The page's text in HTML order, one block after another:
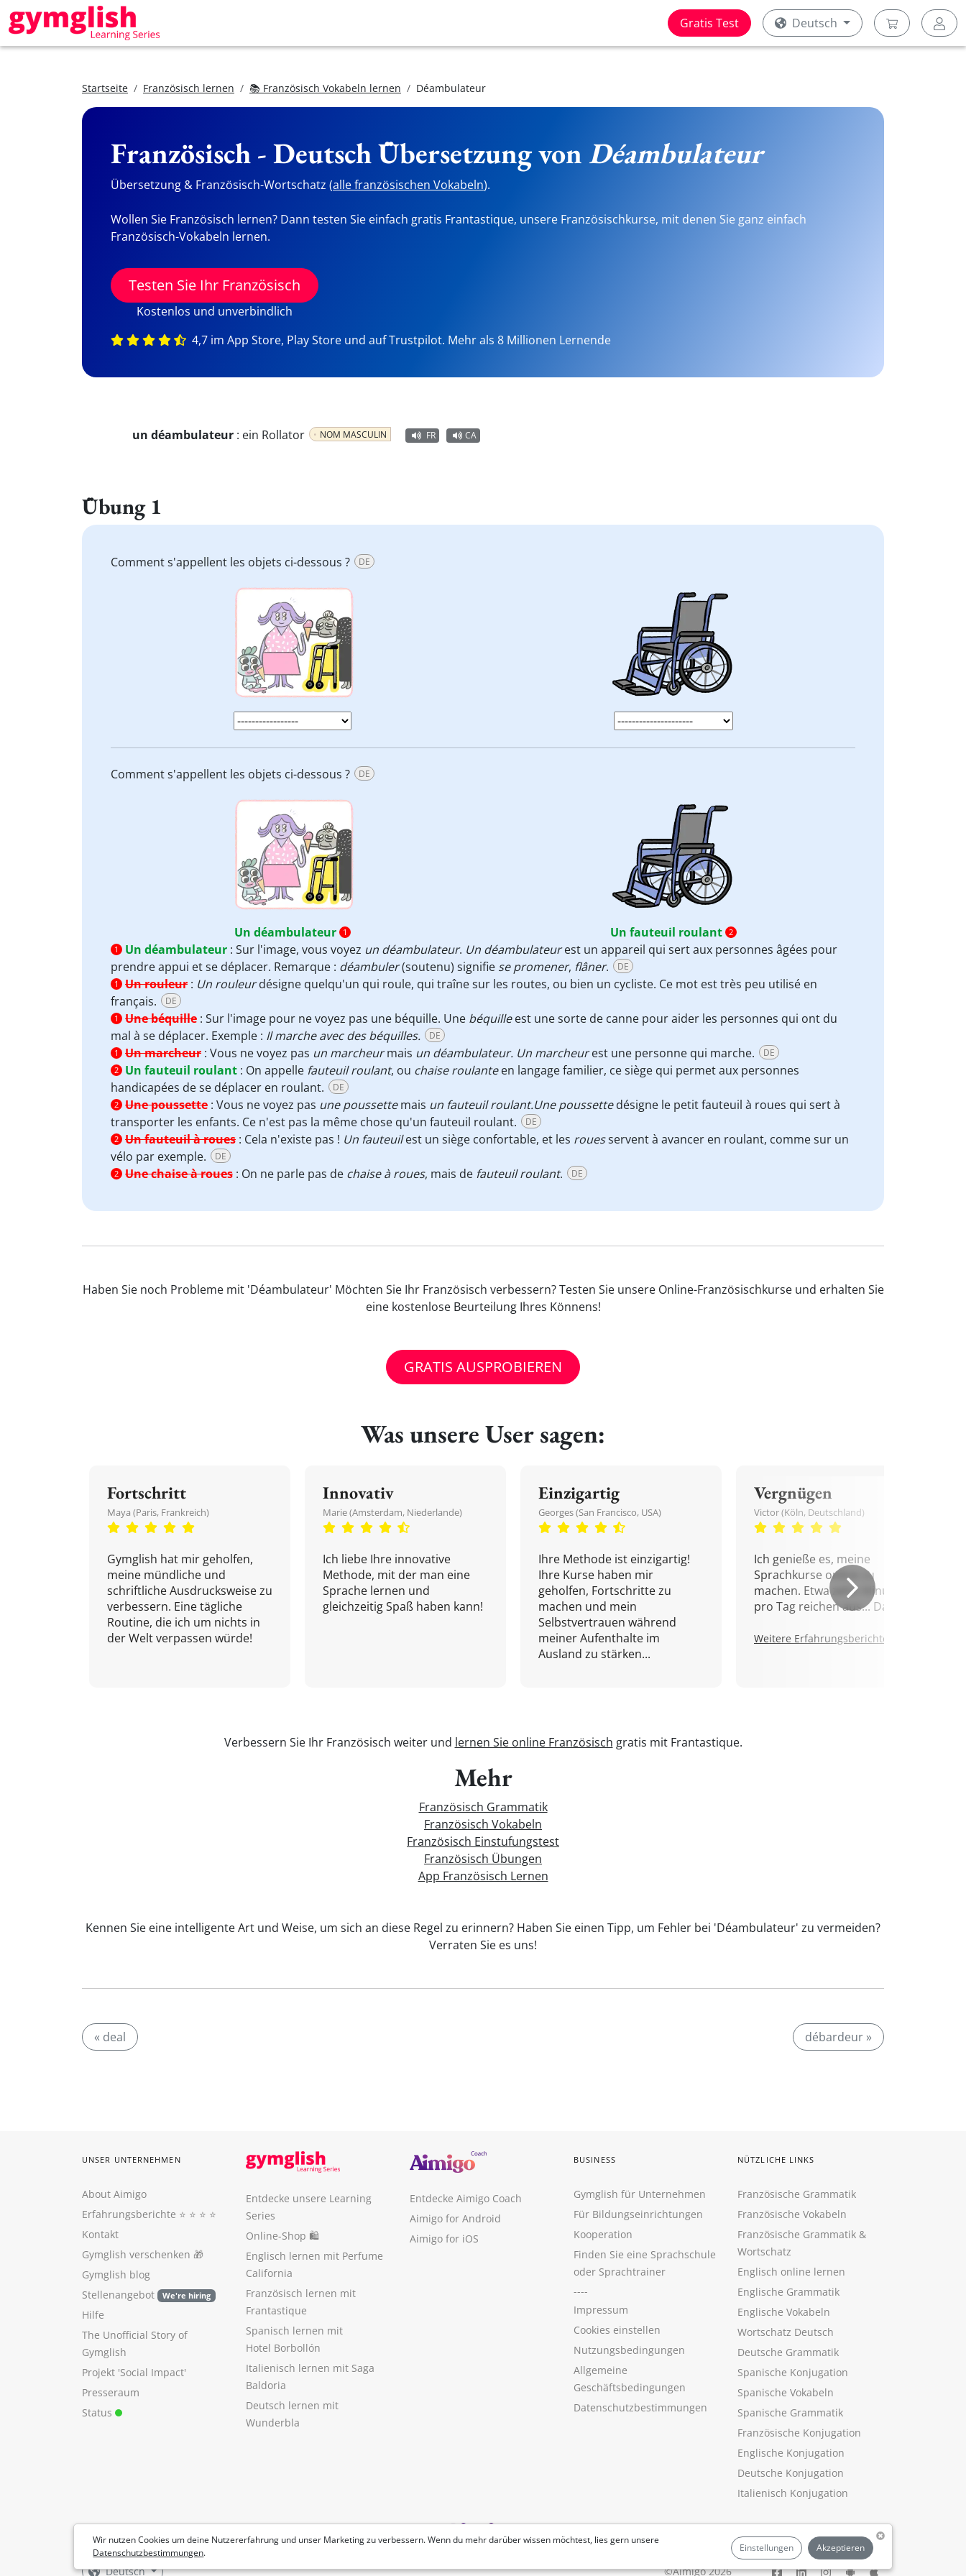
Gratis Test Deutsch
Startseite Französisch lernen 📚 Französisch Vokabeln lernen Déambulateur
Französisch - Deutsch Übersetzung vonDéambulateur
Übersetzung & Französisch-Wortschatz (alle französischen Vokabeln).
Wollen Sie Französisch lernen? Dann testen Sie einfach gratis Frantastique, unsere Französischkurse, mit denen Sie ganz einfach
Französisch-Vokabeln lernen.
Testen Sie Ihr Französisch
Kostenlos und unverbindlich
4,7 im App Store, Play Store und auf Trustpilot. Mehr als 8 Millionen Lernende
un déambulateur : ein Rollator NOM MASCULIN FR CA
Übung 1
Comment s'appellent les objets ci-dessous ? DE
Comment s'appellent les objets ci-dessous ? DE
Un déambulateur 1 Un fauteuil roulant 2
1
Un déambulateur : Sur l'image, vous voyez un déambulateur. Un déambulateurest un appareil qui sert aux personnes âgées pour
prendre appui et se déplacer. Remarque : déambuler(soutenu) signifie se promener, flâner. DE
1 Un rouleur : Un rouleurdésigne quelqu'un qui roule, qui traîne sur les routes, ou bien un cycliste. Ce mot est très peu utilisé en
français.
DE
1 Une béquille : Sur l'image pour ne voyez pas une béquille. Une béquilleest une sorte de canne pour aider les personnes qui ont du
mal à se déplacer. Exemple : Il marche avec des béquilles. DE
1 Un marcheur : Vous ne voyez pas un marcheurmais un déambulateur. Un marcheurest une personne qui marche. DE
2 Un fauteuil roulant : On appelle fauteuil roulant, ou chaise roulanteen langage familier, ce siège qui permet aux personnes
handicapées de se déplacer en roulant.
DE
2 Une poussette : Vous ne voyez pas une poussettemais un fauteuil roulant.Une poussettedésigne le petit fauteuil à roues qui sert à
transporter les enfants. Ce n'est pas la même chose qu'un fauteuil roulant.
DE
2 Un fauteuil à roues : Cela n'existe pas ! Un fauteuilest un siège confortable, et les rouesservent à avancer en roulant, comme sur un
vélo par exemple.
DE
2 Une chaise à roues : On ne parle pas de chaise à roues, mais de fauteuil roulant. DE
Haben Sie noch Probleme mit 'Déambulateur' Möchten Sie Ihr Französisch verbessern? Testen Sie unsere Online-Französischkurse und erhalten Sie
eine kostenlose Beurteilung Ihres Könnens!
GRATIS AUSPROBIEREN
Was unsere User sagen:
Fortschritt
Maya (Paris, Frankreich)
Gymglish hat mir geholfen,
meine mündliche und
schriftliche Ausdrucksweise zu
verbessern. Eine tägliche
Routine, die ich um nichts in
der Welt verpassen würde!
Innovativ
Marie (Amsterdam, Niederlande)
Ich liebe Ihre innovative
Methode, mit der man eine
Sprache lernen und
gleichzeitig Spaß haben kann!
Einzigartig
Georges (San Francisco, USA)
Ihre Methode ist einzigartig!
Ihre Kurse haben mir
geholfen, Fortschritte zu
machen und mein
Selbstvertrauen während
meiner Aufenthalte im
Ausland zu stärken...
Vergnügen
Victor (Köln, Deutschland)
Ich genieße es, meine
Sprachkurse online zu
machen. Etwa zehn Minuten
pro Tag reichen aus... Danke!
Weitere Erfahrungsberichte.
Verbessern Sie Ihr Französisch weiter und lernen Sie online Französisch gratis mit Frantastique.
Mehr
Französisch Grammatik
Französisch Vokabeln
Französisch Einstufungstest
Französisch Übungen
App Französisch Lernen
Kennen Sie eine intelligente Art und Weise, um sich an diese Regel zu erinnern? Haben Sie einen Tipp, um Fehler bei 'Déambulateur' zu vermeiden?
Verraten Sie es uns!
« deal débardeur »
Wir nutzen Cookies um deine Nutzererfahrung und unser Marketing zu verbessern. Wenn du mehr darüber wissen möchtest, lies gern unsere
Datenschutzbestimmungen. Einstellungen Akzeptieren
UNSER UNTERNEHMEN
About Aimigo
Erfahrungsberichte ⭐️ ⭐️ ⭐️ ⭐️
Kontakt
Gymglish verschenken 🎁
Gymglish blog
Stellenangebot
We're hiring
Hilfe
The Unofficial Story of
Gymglish
Projekt 'Social Impact'
Presseraum
Status
Entdecke unsere Learning
Series
Online-Shop 🛍
Englisch lernen mit Perfume
California
Französisch lernen mit
Frantastique
Spanisch lernen mit
Hotel Borbollón
Italienisch lernen mit Saga
Baldoria
Deutsch lernen mit
Wunderbla
Entdecke Aimigo Coach
Aimigo for Android
Aimigo for iOS
BUSINESS
Gymglish für Unternehmen
Für Bildungseinrichtungen
Kooperation
Finden Sie eine Sprachschule
oder Sprachtrainer
----
Impressum
Cookies einstellen
Nutzungsbedingungen
Allgemeine
Geschäftsbedingungen
Datenschutzbestimmungen
NÜTZLICHE LINKS
Französische Grammatik
Französische Vokabeln
Französische Grammatik &
Wortschatz
Englisch online lernen
Englische Grammatik
Englische Vokabeln
Wortschatz Deutsch
Deutsche Grammatik
Spanische Konjugation
Spanische Vokabeln
Spanische Grammatik
Französische Konjugation
Englische Konjugation
Deutsche Konjugation
Italienisch Konjugation
Deutsch ©Aimigo 2026